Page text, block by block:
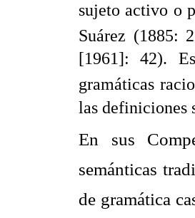
sujeto activo o
Suárez (1885:
[1961]: 42).
gramáticas
las definiciones
En sus
semánticas
de gramática